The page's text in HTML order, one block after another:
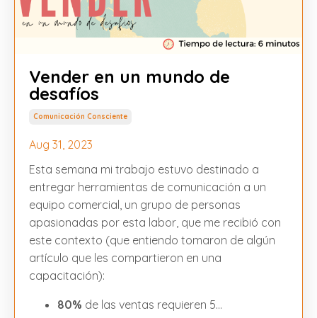
Vender en un mundo de
desafíos
Comunicación Consciente
Aug 31, 2023
Esta semana mi trabajo estuvo destinado a
entregar herramientas de comunicación a un
equipo comercial, un grupo de personas
apasionadas por esta labor, que me recibió con
este contexto (que entiendo tomaron de algún
artículo que les compartieron en una
capacitación):
80% de las ventas requieren 5...